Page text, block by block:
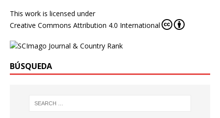
This work is licensed under
Creative Commons Attribution 4.0 International
BÚSQUEDA